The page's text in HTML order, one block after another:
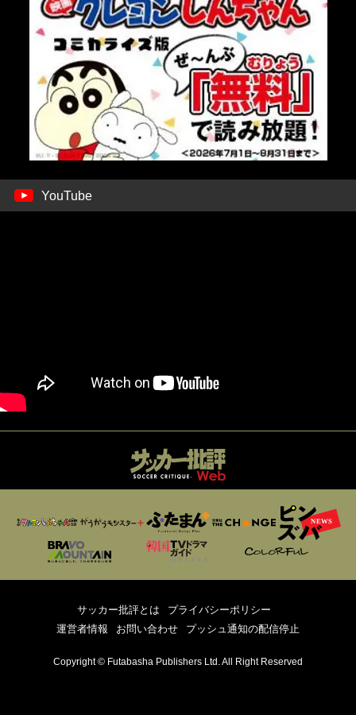
YouTube
サッカー批評とは
プライバシーポリシー
運営者情報
お問い合わせ プッシュ通知の配信停止
Copyright © Futabasha Publishers Ltd. All Right Reserved